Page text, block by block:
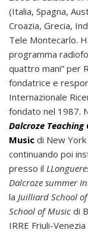
(Italia, Spagna,
Croazia, Grecia,
Tele Montecarlo.
programma
quattro mani” per
fondatrice e
Internazionale
fondato nel 1987.
Dalcroze Teaching
Music di New
continuando poi
presso il
Dalcroze summer
la Juilliard School
School of Music di
IRRE Friuli-